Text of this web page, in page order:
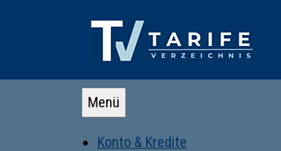
Menü
Konto & Kredite